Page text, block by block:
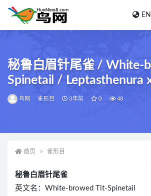
EN
秘鲁白眉针尾雀 / White-
Spinetail / Leptasthenura
鸟网 雀形目 3年前 0 48
首页 雀形目
秘鲁白眉针尾雀
英文名：White-browed Tit-Spinetail